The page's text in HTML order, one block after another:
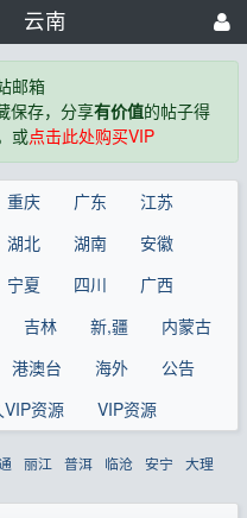
云南
邮箱
保存，分享有价值的帖子得
或点击此处购买VIP
重庆 广东
江苏
湖北 湖南
安徽
宁夏 四川
广西
吉林 新,疆
内蒙古
港澳台 海外
公告
资源 VIP资源
丽江 普洱 临沧 安宁
大理